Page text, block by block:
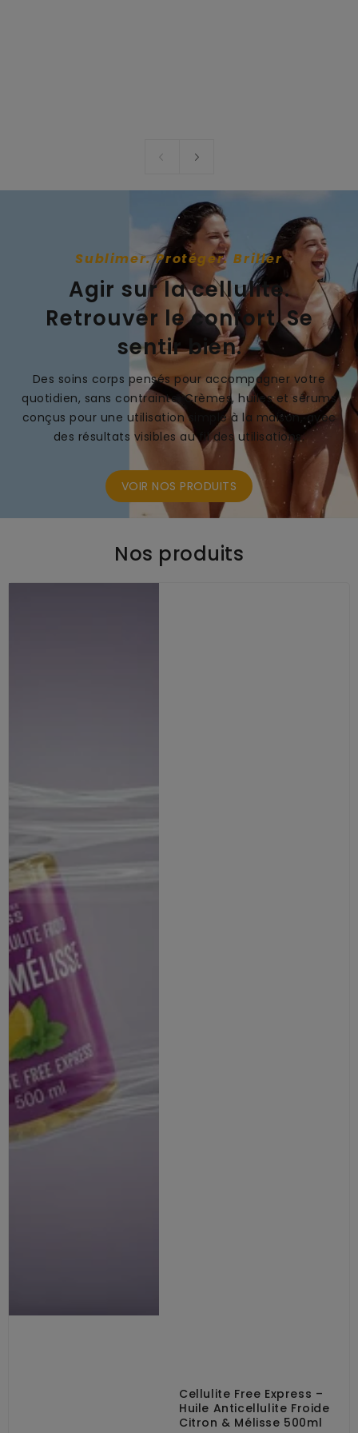
Sublimer. Protéger. Briller
Agir sur la cellulite.
Retrouver le confort. Se
sentir bien.
Des soins corps pensés pour accompagner votre
quotidien, sans contrainte. Crèmes, huiles et sérums
conçus pour une utilisation simple à la maison, avec
des résultats visibles au fil des utilisations.
VOIR NOS PRODUITS
Nos produits
Cellulite Free Express –
Huile Anticellulite Froide
Citron & Mélisse 500ml